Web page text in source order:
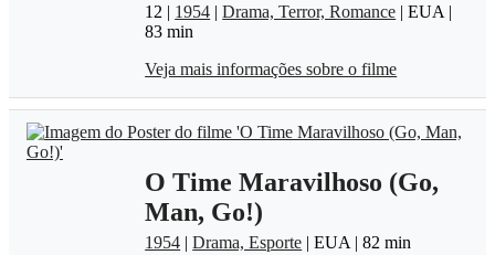
12 | 1954 |Drama, Terror, Romance | EUA |
83 min
Veja mais informações sobre o filme
O Time Maravilhoso (Go,
Man, Go!)
1954 |Drama, Esporte | EUA | 82 min